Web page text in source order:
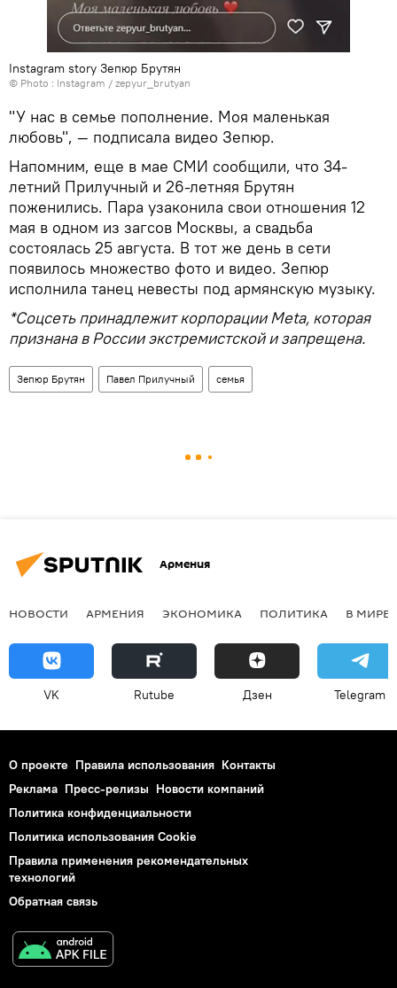
Instagram story Зепюр Брутян
© Photo : Instagram / zepyur_brutyan
"У нас в семье пополнение. Моя маленькая
любовь", — подписала видео Зепюр.
Напомним, еще в мае СМИ сообщили, что 34-
летний Прилучный и 26-летняя Брутян
поженились. Пара узаконила свои отношения 12
мая в одном из загсов Москвы, а свадьба
состоялась 25 августа. В тот же день в сети
появилось множество фото и видео. Зепюр
исполнила танец невесты под армянскую музыку.
*Соцсеть принадлежит корпорации Meta, которая
признана в России экстремистской и запрещена.
Зепюр Брутян Павел Прилучный семья
Армения
НОВОСТИ АРМЕНИЯ ЭКОНОМИКА ПОЛИТИКА В МИРЕ
VK Rutube Дзен Telegram
О проекте Правила использования Контакты
Реклама Пресс-релизы Новости компаний
Политика конфиденциальности
Политика использования Cookie
Правила применения рекомендательных
технологий
Обратная связь